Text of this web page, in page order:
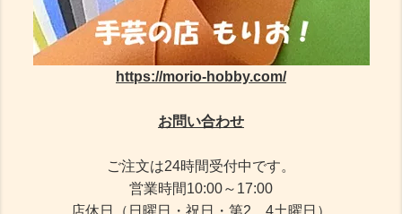
https://morio-hobby.com/
お問い合わせ
ご注文は24時間受付中です。
営業時間10:00～17:00